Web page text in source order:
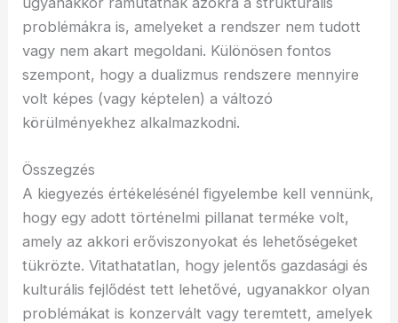
problémákra is, amelyeket a rendszer nem tudott
vagy nem akart megoldani. Különösen fontos
szempont, hogy a dualizmus rendszere mennyire
volt képes (vagy képtelen) a változó
körülményekhez alkalmazkodni.
Összegzés
A kiegyezés értékelésénél figyelembe kell vennünk,
hogy egy adott történelmi pillanat terméke volt,
amely az akkori erőviszonyokat és lehetőségeket
tükrözte. Vitathatatlan, hogy jelentős gazdasági és
kulturális fejlődést tett lehetővé, ugyanakkor olyan
problémákat is konzervált vagy teremtett, amelyek